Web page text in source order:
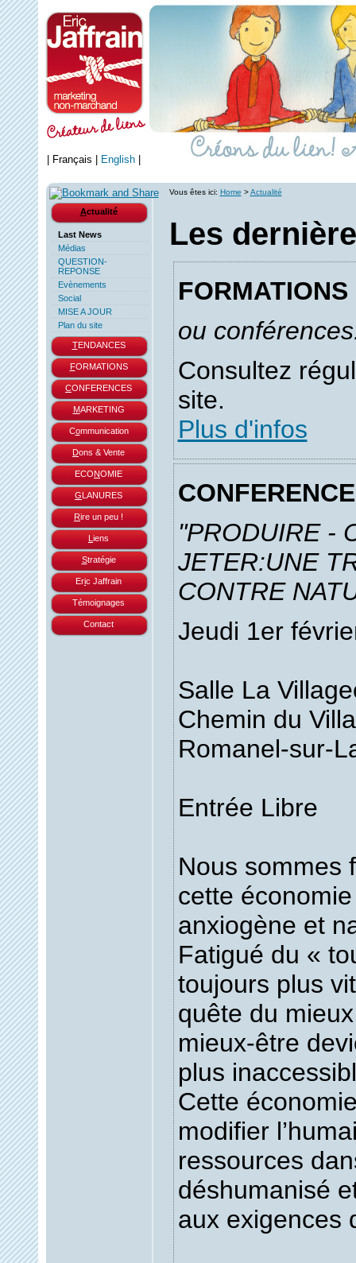
Actualité
Last News
Médias
QUESTION-
REPONSE
Evènements
Social
MISE A JOUR
Plan du site
TENDANCES
FORMATIONS
CONFERENCES
MARKETING
Communication
Dons & Vente
ECONOMIE
GLANURES
Rire un peu !
L iens
Stratégie
Eric Jaffrain
Témoignages
Contact
Vous êtes ici: Home >Actualité
Les
FORMATIONS
ou
Consultez
site.
Plus d'infos
CONFERENCE
"PRODUIRE -
JETER:UNE
CONTRE
Jeudi 1er
Salle La
Chemin du
Romanel-sur-
Entrée Libre
Nous sommes
cette
anxiogène et
Fatigué du «
toujours plus
quête du
mieux-être
plus
Cette
modifier
ressources
déshumanisé
aux exigences
Français English|